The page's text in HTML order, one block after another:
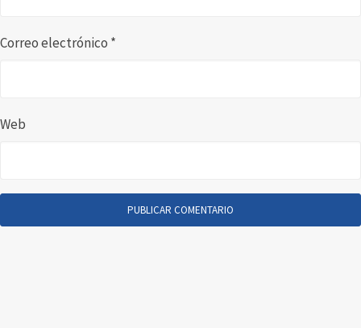
Correo electrónico *
Web